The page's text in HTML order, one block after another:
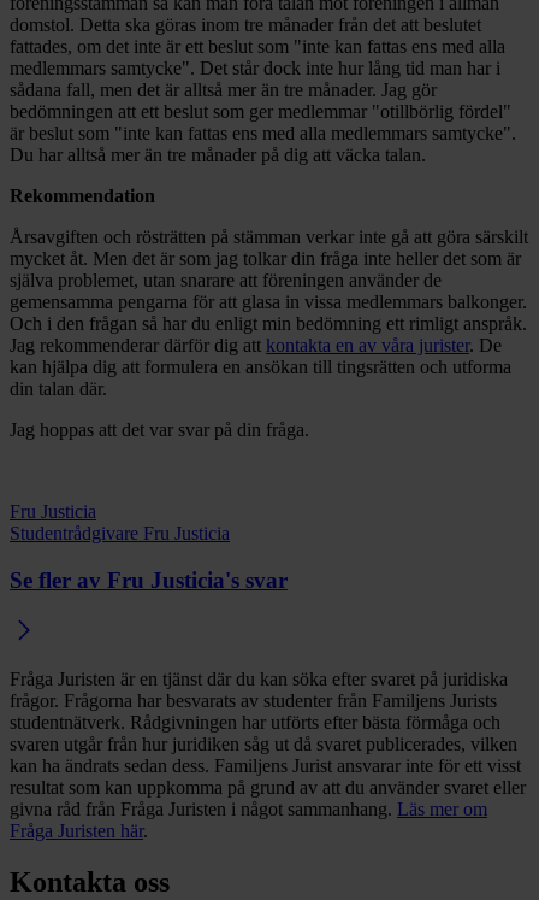
domstol. Detta ska göras inom tre månader från det att beslutet
fattades, om det inte är ett beslut som "inte kan fattas ens med alla
medlemmars samtycke". Det står dock inte hur lång tid man har i
sådana fall, men det är alltså mer än tre månader. Jag gör
bedömningen att ett beslut som ger medlemmar "otillbörlig fördel"
är beslut som "inte kan fattas ens med alla medlemmars samtycke".
Du har alltså mer än tre månader på dig att väcka talan.
Rekommendation
Årsavgiften och rösträtten på stämman verkar inte gå att göra särskilt
mycket åt. Men det är som jag tolkar din fråga inte heller det som är
själva problemet, utan snarare att föreningen använder de
gemensamma pengarna för att glasa in vissa medlemmars balkonger.
Och i den frågan så har du enligt min bedömning ett rimligt anspråk.
Jag rekommenderar därför dig att kontakta en av våra jurister. De
kan hjälpa dig att formulera en ansökan till tingsrätten och utforma
din talan där.
Jag hoppas att det var svar på din fråga.
Fru Justicia
Studentrådgivare Fru Justicia
Se fler av Fru Justicia's svar
Fråga Juristen är en tjänst där du kan söka efter svaret på juridiska
frågor. Frågorna har besvarats av studenter från Familjens Jurists
studentnätverk. Rådgivningen har utförts efter bästa förmåga och
svaren utgår från hur juridiken såg ut då svaret publicerades, vilken
kan ha ändrats sedan dess. Familjens Jurist ansvarar inte för ett visst
resultat som kan uppkomma på grund av att du använder svaret eller
givna råd från Fråga Juristen i något sammanhang. Läs mer om
Fråga Juristen här.
Kontakta oss